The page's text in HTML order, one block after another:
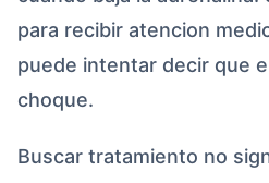
para recibir atencion
puede intentar decir que
choque.
Buscar tratamiento no